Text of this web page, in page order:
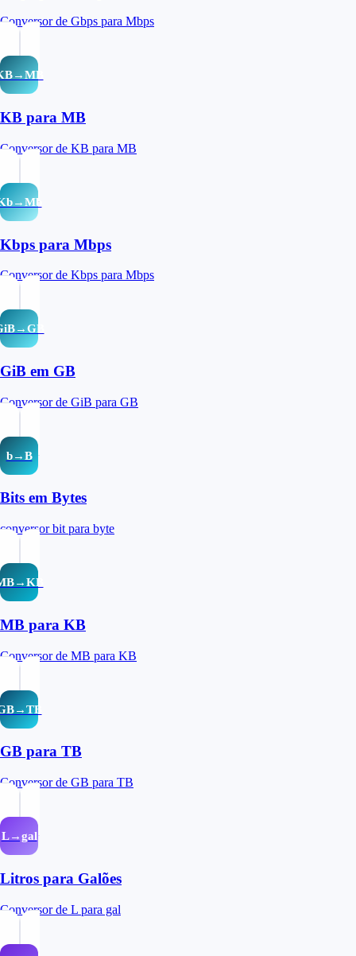
Conversor de Gbps para Mbps
KB para MB
Conversor de KB para MB
Kbps para Mbps
Conversor de Kbps para Mbps
GiB em GB
Conversor de GiB para GB
b→B
Bits em Bytes
conversor bit para byte
MB para KB
Conversor de MB para KB
GB para TB
Conversor de GB para TB
L→gal
Litros para Galões
Conversor de L para gal